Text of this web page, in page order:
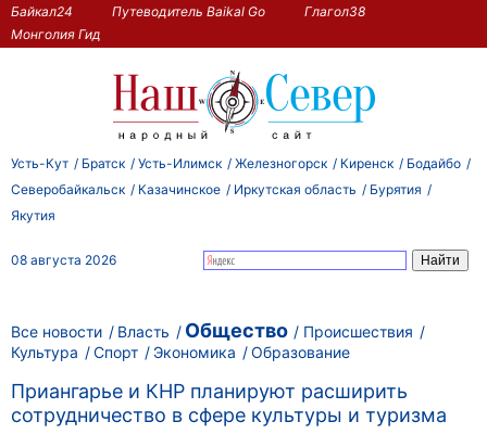
Байкал24 Путеводитель Baikal Go
Глагол38
Монголия Гид
Усть-Кут Братск Усть-Илимск Железногорск Киренск
Бодайбо
Северобайкальск
Казачинское Иркутская область
Бурятия
Якутия
08 августа 2026
Все новости Власть Общество
Происшествия
Культура
Спорт Экономика Образование
Приангарье и КНР планируют расширить
сотрудничество в сфере культуры и туризма